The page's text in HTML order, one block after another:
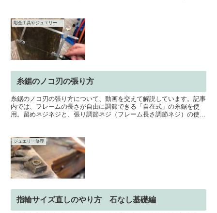
糸鋸のノコ刃の張り方
糸鋸のノコ刃の張り方について、動画を交えて解説しています。記事
内では、フレームの長さが自由に調節できる「自在式」の糸鋸を使
用。留めネジネジと、張り調節ネジ（フレーム長さ調節ネジ）の使い
ジュエリー修理
指輪サイズ直しのやり方 石なし基礎編